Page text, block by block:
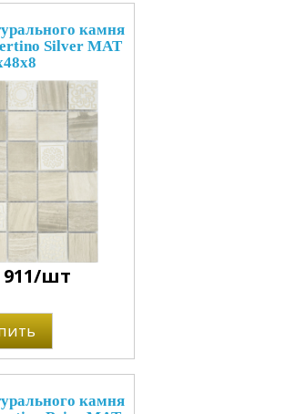
камня
Silver MAT
шт
камня